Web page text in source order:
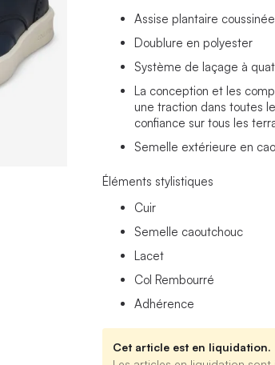
Assise plantaire coussinée
Doublure en polyester
Système de laçage à
La conception et les
une traction dans toutes
confiance sur tous les
Semelle extérieure en
Éléments stylistiques
Cuir
Semelle caoutchouc
Lacet
Col Rembourré
Adhérence
Cet article est en liquidation.